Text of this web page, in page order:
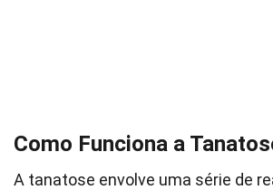
Como Funciona a
A tanatose envolve uma série de